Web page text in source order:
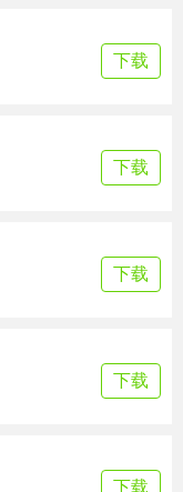
下载
下载
下载
下载
下载